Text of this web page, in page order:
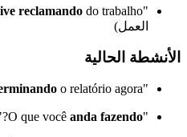
"Ela
reclamando
العمل)
الأنشطة الحالية
"o relatório agora" (أنا أنهي التقرير الآن)
"O que você
anda fazendo